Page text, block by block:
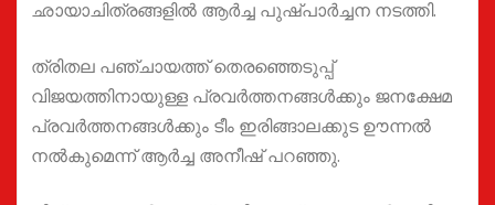
ഛായാചിത്രങ്ങളിൽ ആർച്ച പുഷ്പാർച്ചന നടത്തി.
ത്രിതല പഞ്ചായത്ത് തെരഞ്ഞെടുപ്പ്
വിജയത്തിനായുള്ള പ്രവർത്തനങ്ങൾക്കും ജനക്ഷേമ
പ്രവർത്തനങ്ങൾക്കും ടീം ഇരിങ്ങാലക്കുട ഊന്നൽ
നൽകുമെന്ന് ആർച്ച അനീഷ് പറഞ്ഞു.